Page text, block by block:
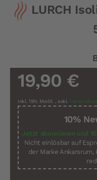
Anfang
der
LURCH
19,90 €
Inkl. 19% MwSt. , exkl.
10%
Jetzt abonnieren und
Nicht einlösbar auf
der Marke